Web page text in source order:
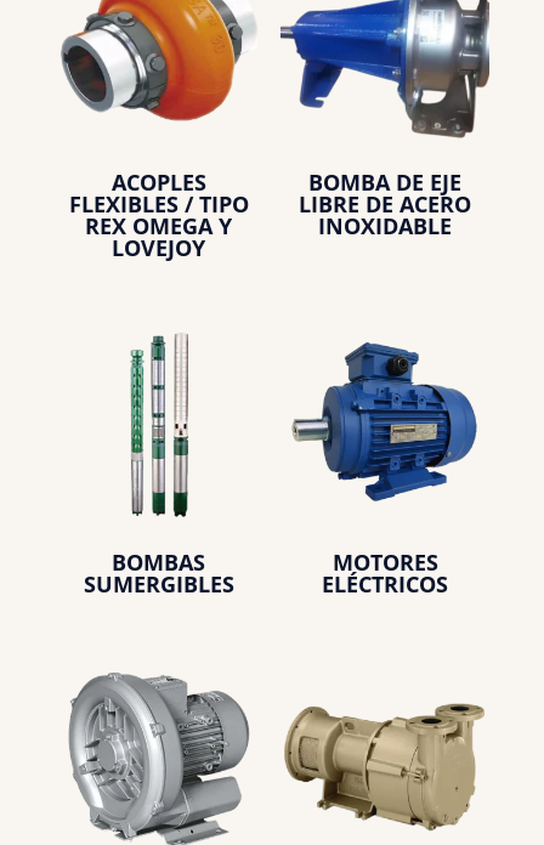
ACOPLES
FLEXIBLES / TIPO
REX OMEGA Y
LOVEJOY
BOMBA DE EJE
LIBRE DE ACERO
INOXIDABLE
BOMBAS
SUMERGIBLES
MOTORES
ELÉCTRICOS